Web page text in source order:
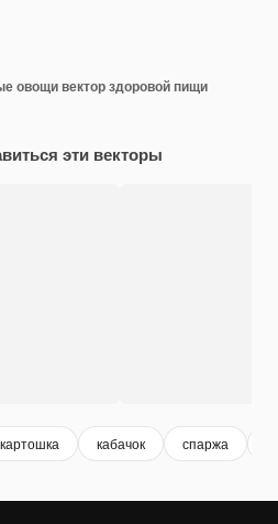
овощи вектор здоровой пищи
эти векторы
картошка кабачок спаржа